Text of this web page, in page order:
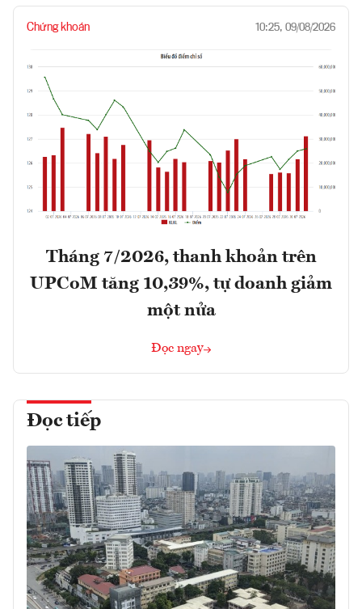
Chứng khoán 10:25, 09/08/2026
Tháng 7/2026, thanh khoản trên
UPCoM tăng 10,39%, tự doanh giảm
một nửa
Đọc ngay
Đọc tiếp